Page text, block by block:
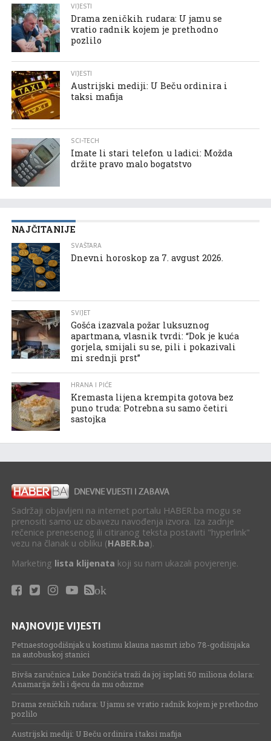
VIJESTI
Drama zeničkih rudara: U jamu se
vratio radnik kojem je prethodno
pozlilo
VIJESTI
Austrijski mediji: U Beču ordinira i
taksi mafija
SCI-TECH
Imate li stari telefon u ladici: Možda
držite pravo malo bogatstvo
NAJČITANIJE
SVAŠTARA
Dnevni horoskop za 7. avgust 2026.
SVIJET
Gošća izazvala požar luksuznog
apartmana, vlasnik tvrdi: “Dok je kuća
gorjela, smijali su se, pili i pokazivali
mi srednji prst”
HRANA I PIĆE
Kremasta lijena krempita gotova bez
puno truda: Potrebna su samo četiri
sastojka
Sadržaji objavljeni na internet portalu HABER.ba mogu se
prenositi samo uz obavezu navođenja izvora. Iza zadnje
rečenice prenesenog ili citiranog teksta postaviti "hyperlink"
vezu na članak u obliku (HABER.ba).
Marketing lista klijenata koji su nam ukazali povjerenje.
ok
NAJNOVIJE VIJESTI
Petnaestogodišnjak u kostimu klauna nasmrt izbo 78-godišnjaka
na autobuskoj stanici
Bivša zaručnica Luke Dončića traži da joj isplati 50 miliona dolara:
Anamarija želi i djecu da mu oduzme
Drama zeničkih rudara: U jamu se vratio radnik kojem je prethodno
pozlilo
Austrijski mediji: U Beču ordinira i taksi mafija